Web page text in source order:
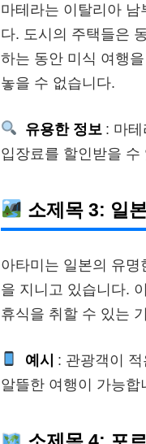
마테라는 이탈리아
다. 도시의 주택들은
하는 동안 미식 여행
놓을 수 없습니다.
유용한 정보 : 마
입장료를 할인받을
소제목 3: 일
아타미는 일본의 유
을 지니고 있습니다.
휴식을 취할 수 있는
예시 : 관광객이
알뜰한 여행이 가능합